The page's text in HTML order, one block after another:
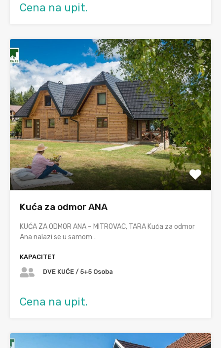
Cena na upit.
Kuća za odmor ANA
KUĆA ZA ODMOR ANA – MITROVAC, TARA Kuća za odmor
Ana nalazi se u samom…
KAPACITET
DVE KUĆE / 5+5 Osoba
Cena na upit.